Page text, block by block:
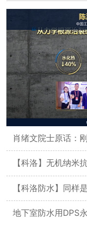
肖绪文院士原话：
【科洛】无机纳米
【科洛防水】同样是
地下室防水用DPS永凝